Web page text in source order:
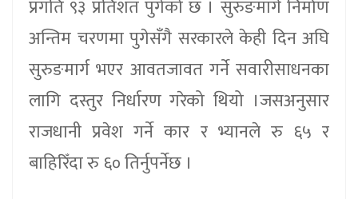
प्रगति ९३ प्रतिशत पुगेको छ । सुरुङमार्ग निर्माण
अन्तिम चरणमा पुगेसँगै सरकारले केही दिन अघि
सुरुङमार्ग भएर आवतजावत गर्ने सवारीसाधनका
लागि दस्तुर निर्धारण गरेको थियो ।जसअनुसार
राजधानी प्रवेश गर्ने कार र भ्यानले रु ६५ र
बाहिरिँदा रु ६० तिर्नुपर्नेछ ।